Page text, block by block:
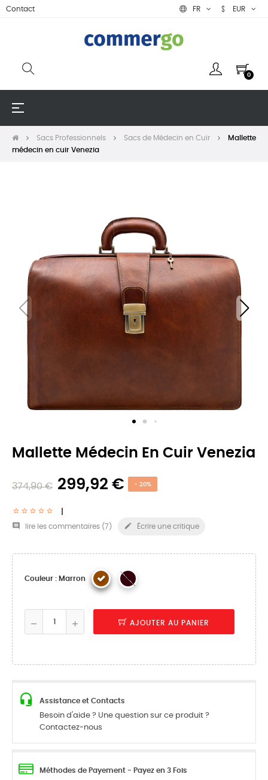
Contact FR EUR
0
Basculer
☰
Sacs Professionnels Sacs de Médecin en Cuir
Mallette
médecin en cuir Venezia
Mallette Médecin En Cuir Venezia
374,90 € 299,92 € - 20%
 lire les commentaires (7 )  Écrire une critique
Couleur : Marron
AJOUTER AU PANIER
Assistance et Contacts
Besoin d'aide ? Une question sur ce produit ?
Contactez-nous
Méthodes de Payement - Payez en 3 Fois